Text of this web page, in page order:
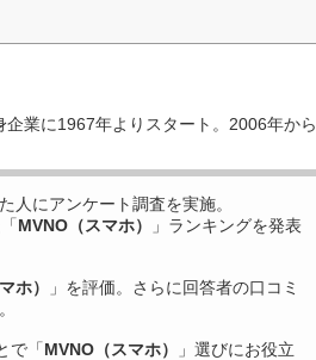
業に1967年よりスタート。2006年から
人にアンケート調査を実施。
MVNO（スマホ）
」ランキングを発表
ホ）
」を評価。さらに回答者の口コミ
で「MVNO（スマホ）
」選びにお役立